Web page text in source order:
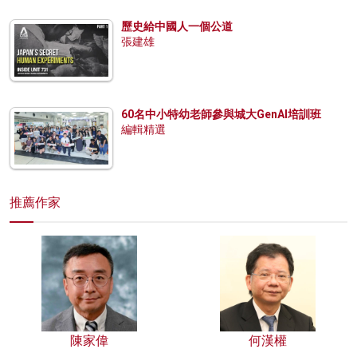
歷史給中國人一個公道
張建雄
60名中小特幼老師參與城大GenAI培訓班
編輯精選
推薦作家
陳家偉 何漢權